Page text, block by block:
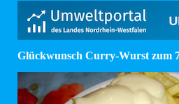
Glückwunsch Curry-Wurst zum